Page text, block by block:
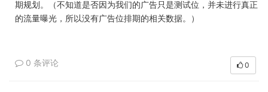
期规划。（不知道是否因为我们的广告只是测试位，并未进行真正
的流量曝光，所以没有广告位排期的相关数据。）
0 条评论 0